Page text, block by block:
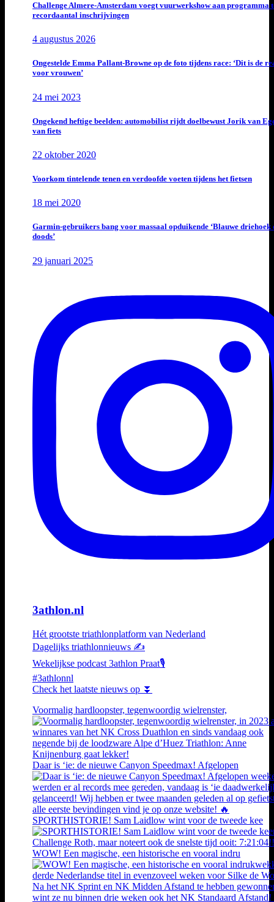
Challenge Almere-Amsterdam voegt vuurwerkshow aan programma
recordaantal inschrijvingen
4 augustus 2026
Ongestelde Emma Pallant-Browne op de foto tijdens race: ‘Dit is de
voor vrouwen’
24 mei 2023
Ongekend heftige beelden: automobilist rijdt doelbewust Jorik van
van fiets
22 oktober 2020
Voorkom tintelende tenen en verdoofde voeten tijdens het fietsen
18 mei 2020
Garmin-gebruikers bang voor massaal opduikende ‘Blauwe driehoek
doods’
29 januari 2025
3athlon.nl
Hét grootste triathlonplatform van Nederland
Dagelijks triathlonnieuws ✍️
Wekelijkse podcast 3athlon Praat🎙️
#3athlonnl
Check het laatste nieuws op ⏬
Voormalig hardloopster, tegenwoordig wielrenster,
Daar is ‘ie: de nieuwe Canyon Speedmax! Afgelopen
SPORTHISTORIE! Sam Laidlow wint voor de tweede kee
WOW! Een magische, een historische en vooral indru